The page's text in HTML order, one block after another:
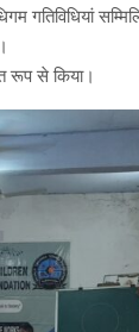
गतिविधियां
रूप से किया।